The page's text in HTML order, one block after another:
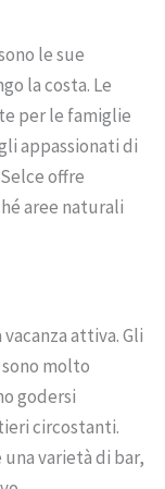
le sue
la costa. Le
per le famiglie
appassionati di
offre
aree naturali
attiva. Gli
molto
godersi
circostanti.
varietà di bar,